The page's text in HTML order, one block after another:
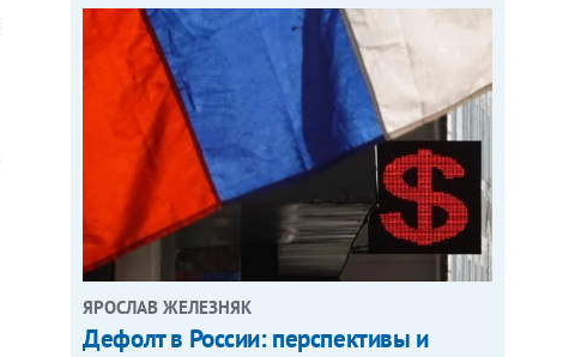
ЯРОСЛАВ ЖЕЛЕЗНЯК
Дефолт в России: перспективы и